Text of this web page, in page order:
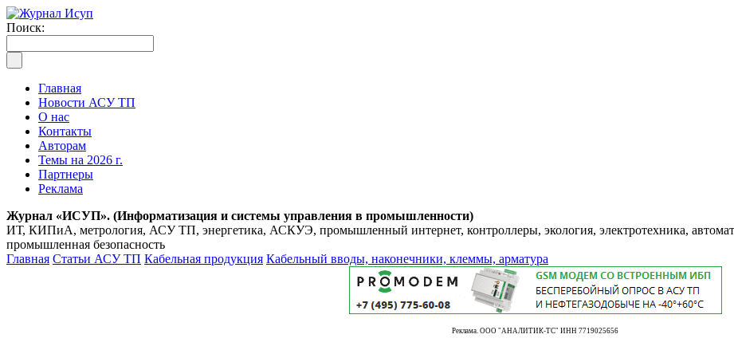
Поиск:
Главная
Новости АСУ ТП
О нас
Контакты
Авторам
Темы на 2026 г.
Партнеры
Реклама
Журнал «ИСУП». (Информатизация и системы управления в промышленности)
ИТ, КИПиА, метрология, АСУ ТП, энергетика, АСКУЭ, промышленный интернет, контроллеры, экология, электротехника,
промышленная безопасность
Главная Статьи АСУ ТП Кабельная продукция Кабельный вводы, наконечники, клеммы, арматура
Реклама. ООО "АНАЛИТИК-ТС" ИНН 7719025656